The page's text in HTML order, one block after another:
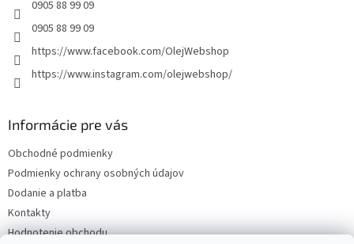
0905 88 99 09
0905 88 99 09
https://www.facebook.com/OlejWebshop
https://www.instagram.com/olejwebshop/
Informácie pre vás
Obchodné podmienky
Podmienky ochrany osobných údajov
Dodanie a platba
Kontakty
Hodnotenie obchodu